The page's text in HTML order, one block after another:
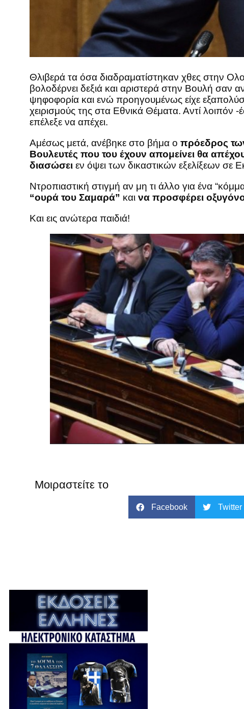
Θλιβερά τα όσα διαδραματίστηκαν χθες στην
βολοδέρνει δεξιά και αριστερά στην Βουλή σαν
ψηφοφορία και ενώ προηγουμένως είχε
χειρισμούς της στα Εθνικά Θέματα. Αντί λοιπόν
επέλεξε να απέχει.
Αμέσως μετά, ανέβηκε στο βήμα ο πρόεδρος
Βουλευτές που του έχουν απομείνει θα
διασώσει εν όψει των δικαστικών εξελίξεων σε
Ντροπιαστική στιγμή αν μη τι άλλο για ένα
“ουρά του Σαμαρά” και να προσφέρει
Και εις ανώτερα παιδιά!
Μοιραστείτε το
Facebook Twitter